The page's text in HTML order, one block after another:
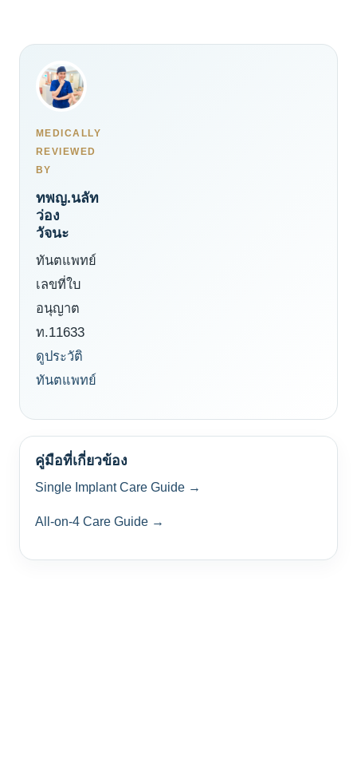
MEDICALLY
REVIEWED
BY
ทพญ.นลัท
ว่อง
วัจนะ
ทันตแพทย์
เลขที่ใบ
อนุญาต
ท.11633
ดูประวัติ
ทันตแพทย์
คู่มือที่เกี่ยวข้อง
Single Implant Care Guide →
All-on-4 Care Guide →